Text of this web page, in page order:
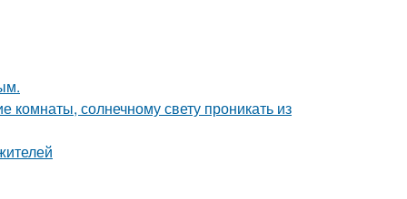
комнаты, солнечному свету проникать из